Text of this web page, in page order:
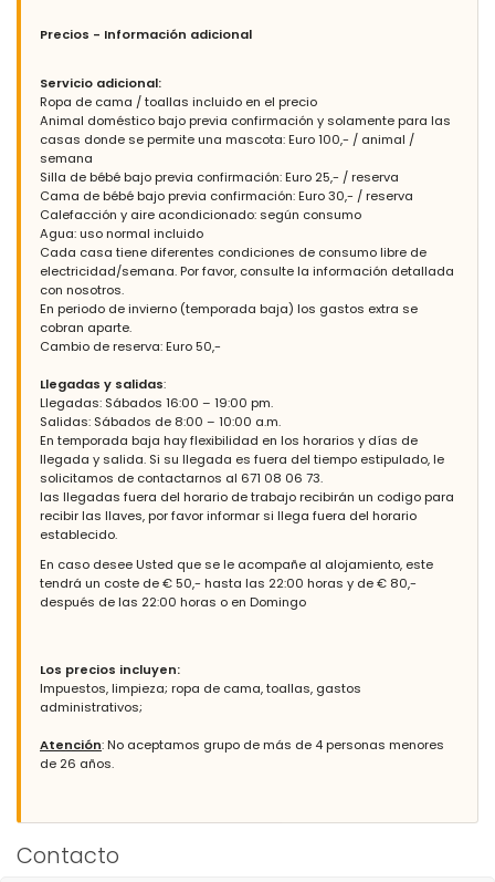
gracias por tu comentario.
- 9,9
Familias con niños pequeños - Septiembre 2022 - Reino Unido :
(Texto original)
Beautiful villa in lovely quiet area with amazing views. Villa was
very clean, high quality with everything you could possibly need
for your stay. Would definitely recommend.
Couldn't fault the villa at all, it was beautiful, perfectly clean and
had everything we could possibly need. The only very minor
negative for us was that the pool was very deep all over so not
ideal for our young child. But this wouldn't stop us returning, we
had a great time. Great service from Alquileres Villamar too.
(Traducido por Google)
vistas. Villa estaba muy limpia, de alta calidad con todo lo que
pueda necesitar para su estadía. Definitivamente lo
recomendaría.
- 9,9
Parejas mayores - Mayo 2022 - Alemania :
Geniessen Sie den Urlaub in einer der schönsten und
modernsten Häuser an der Costa Brava die wir bisher im Urlaub
geniessen durften.
Disfruta de las vacaciones en una de las casas más bonitas y
modernas de la Costa Brava que hemos podido disfrutar en
vacaciones hasta el momento.
(Texto original)
Belle villa avec de fonctionnalités de très bon niveau. Le service
de ALquileres est de très belle qualité. Pour les amateurs de
Precios - Información adicional
Servicio adicional:
Ropa de cama / toallas incluido en el precio
Animal doméstico bajo previa confirmación y solamente para las
casas donde se permite una mascota: Euro 100,- / animal /
semana
Silla de bébé bajo previa confirmación: Euro 25,- / reserva
Cama de bébé bajo previa confirmación: Euro 30,- / reserva
Calefacción y aire acondicionado: según consumo
Agua: uso normal incluido
Cada casa tiene diferentes condiciones de consumo libre de
electricidad/semana. Por favor, consulte la información detallada
con nosotros.
En periodo de invierno (temporada baja) los gastos extra se
cobran aparte.
Cambio de reserva: Euro 50,-
Llegadas y salidas:
Llegadas: Sábados 16:00 – 19:00 pm.
Salidas: Sábados de 8:00 – 10:00 a.m.
En temporada baja hay flexibilidad en los horarios y días de
llegada y salida. Si su llegada es fuera del tiempo estipulado, le
solicitamos de contactarnos al 671 08 06 73.
las llegadas fuera del horario de trabajo recibirán un codigo para
recibir las llaves, por favor informar si llega fuera del horario
establecido.
En caso desee Usted que se le acompañe al alojamiento, este
tendrá un coste de € 50,- hasta las 22:00 horas y de € 80,-
después de las 22:00 horas o en Domingo
Los precios incluyen:
Impuestos, limpieza; ropa de cama, toallas, gastos
administrativos;
Atención: No aceptamos grupo de más de 4 personas menores
de 26 años.
Contacto